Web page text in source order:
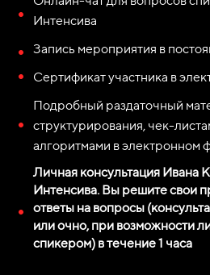
Интенсива
Запись мероприятия в
Сертификат участника в
Подробный раздаточный
структурирования, чек-
алгоритмами в электронном
Личная консультация Ивана
Интенсива. Вы решите свои
ответы на вопросы
или очно, при возможности
спикером) в течение 1 часа